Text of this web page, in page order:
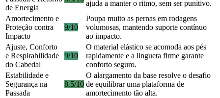
de Energia
ajuda a manter o ritmo, sem ser punitivo.
Amortecimento e
Proteção contra
Impacto
9/10
Poupa muito as pernas em rodagens
volumosas, mantendo suporte contínuo
ao impacto.
Ajuste, Conforto
e Respirabilidade
do Cabedal
9/10
O material elástico se acomoda aos pés
rapidamente e a lingueta firme garante
conforto seguro.
Estabilidade e
Segurança na
Passada
8.5/10
O alargamento da base resolve o desafio
de equilibrar uma plataforma de
amortecimento tão alta.